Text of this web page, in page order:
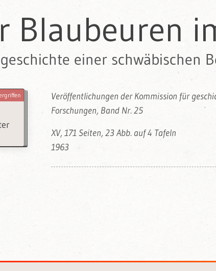
Blaubeuren
einer schwäbischen
Veröffentlichungen der Kommission für
Forschungen, Band Nr. 25
XV, 171 Seiten, 23 Abb. auf 4 Tafeln
1963